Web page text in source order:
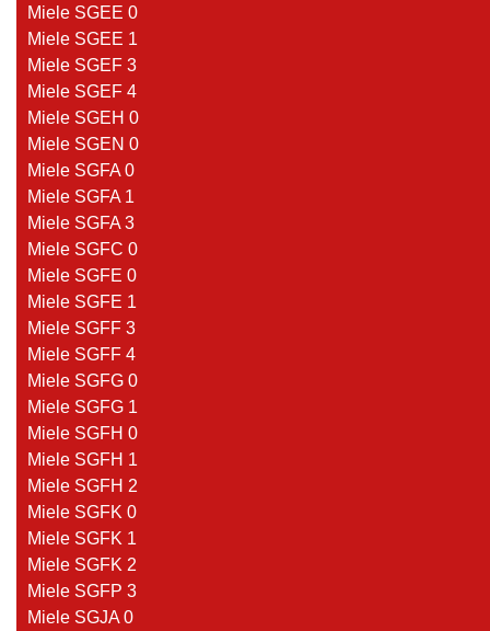
Miele SGEE 0
Miele SGEE 1
Miele SGEF 3
Miele SGEF 4
Miele SGEH 0
Miele SGEN 0
Miele SGFA 0
Miele SGFA 1
Miele SGFA 3
Miele SGFC 0
Miele SGFE 0
Miele SGFE 1
Miele SGFF 3
Miele SGFF 4
Miele SGFG 0
Miele SGFG 1
Miele SGFH 0
Miele SGFH 1
Miele SGFH 2
Miele SGFK 0
Miele SGFK 1
Miele SGFK 2
Miele SGFP 3
Miele SGJA 0